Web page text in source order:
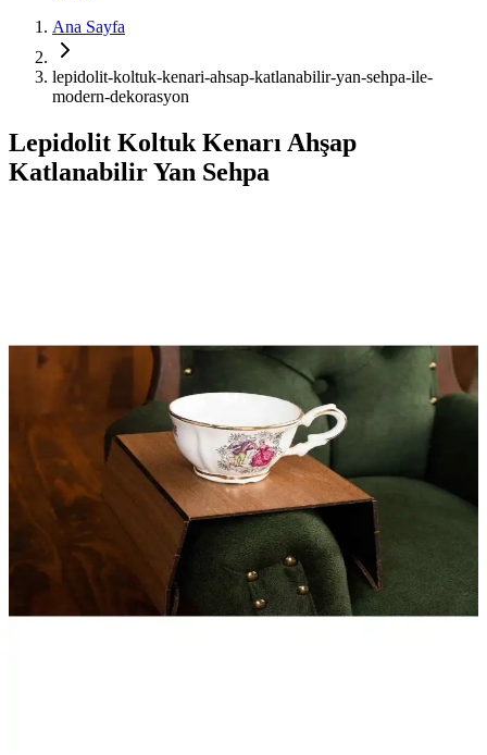
Ana Sayfa
lepidolit-koltuk-kenari-ahsap-katlanabilir-yan-sehpa-ile-
modern-dekorasyon
Lepidolit Koltuk Kenarı Ahşap
Katlanabilir Yan Sehpa